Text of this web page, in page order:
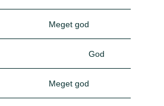
Meget god
God
Meget god